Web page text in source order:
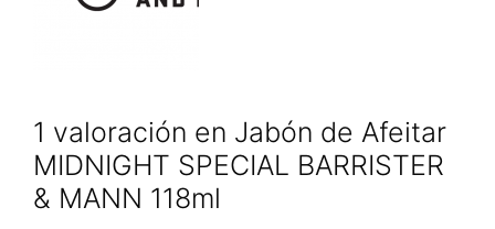
1 valoración en Jabón de Afeitar
MIDNIGHT SPECIAL BARRISTER
& MANN 118ml